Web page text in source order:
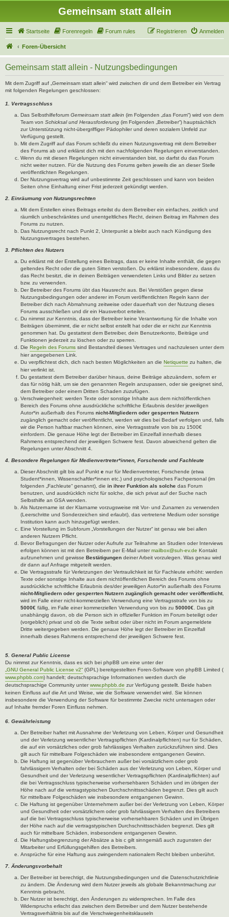
Gemeinsam statt allein
Startseite Forenregeln Forum rules Anmelden
Registrieren
Foren-Übersicht
Gemeinsam statt allein - Nutzungsbedingungen
Mit dem Zugriff auf „Gemeinsam statt allein“ wird zwischen dir und dem Betreiber ein Vertrag
mit folgenden Regelungen geschlossen:
1. Vertragsschluss
Das Selbsthilfeforum Gemeinsam statt allein (im Folgenden „das Forum“) wird von dem
Team von Schicksal und Herausforderung (im Folgenden „Betreiber“) hauptsächlich
zur Unterstützung nicht-übergriffiger Pädophiler und deren sozialem Umfeld zur
Verfügung gestellt.
Mit dem Zugriff auf das Forum schließt du einen Nutzungsvertrag mit dem Betreiber
des Forums ab und erklärst dich mit den nachfolgenden Regelungen einverstanden.
Wenn du mit diesen Regelungen nicht einverstanden bist, so darfst du das Forum
nicht weiter nutzen. Für die Nutzung des Forums gelten jeweils die an dieser Stelle
veröffentlichten Regelungen.
Der Nutzungsvertrag wird auf unbestimmte Zeit geschlossen und kann von beiden
Seiten ohne Einhaltung einer Frist jederzeit gekündigt werden.
2. Einräumung von Nutzungsrechten
Mit dem Erstellen eines Beitrags erteilst du dem Betreiber ein einfaches, zeitlich und
räumlich unbeschränktes und unentgeltliches Recht, deinen Beitrag im Rahmen des
Forums zu nutzen.
Das Nutzungsrecht nach Punkt 2, Unterpunkt a bleibt auch nach Kündigung des
Nutzungsvertrages bestehen.
3. Pflichten des Nutzers
Du erklärst mit der Erstellung eines Beitrags, dass er keine Inhalte enthält, die gegen
geltendes Recht oder die guten Sitten verstoßen. Du erklärst insbesondere, dass du
das Recht besitzt, die in deinen Beiträgen verwendeten Links und Bilder zu setzen
bzw. zu verwenden.
Der Betreiber des Forums übt das Hausrecht aus. Bei Verstößen gegen diese
Nutzungsbedingungen oder anderer im Forum veröffentlichten Regeln kann der
Betreiber dich nach Abmahnung zeitweise oder dauerhaft von der Nutzung dieses
Forums ausschließen und dir ein Hausverbot erteilen.
Du nimmst zur Kenntnis, dass der Betreiber keine Verantwortung für die Inhalte von
Beiträgen übernimmt, die er nicht selbst erstellt hat oder die er nicht zur Kenntnis
genommen hat. Du gestattest dem Betreiber, dein Benutzerkonto, Beiträge und
Funktionen jederzeit zu löschen oder zu sperren.
Die Regeln des Forums sind Bestandteil dieses Vertrages und nachzulesen unter dem
hier angegebenen Link.
Du verpflichtest dich, dich nach besten Möglichkeiten an die Netiquette zu halten, die
hier verlinkt ist.
Du gestattest dem Betreiber darüber hinaus, deine Beiträge abzuändern, sofern er
das für nötig hält, um sie den genannten Regeln anzupassen, oder sie geeignet sind,
dem Betreiber oder einem Dritten Schaden zuzufügen.
Verschwiegenheit: werden Texte oder sonstige Inhalte aus dem nichtöffentlichen
Bereich des Forums ohne ausdrückliche schriftliche Erlaubnis des/der jeweiligen
Autor*in außerhalb des Forums nicht-Mitgliedern oder gesperrten Nutzern
zugänglich gemacht oder veröffentlicht, werden wir dies bei Bedarf verfolgen und, falls
wir die Person haftbar machen können, eine Vertragsstrafe von bis zu 1500€
einfordern. Die genaue Höhe legt der Betreiber im Einzelfall innerhalb dieses
Rahmens entsprechend der jeweiligen Schwere fest. Davon abweichend gelten die
Regelungen unter Abschnitt 4.
4. Besondere Regelungen für Medienvertreter*innen, Forschende und Fachleute
Dieser Abschnitt gilt bis auf Punkt e nur für Medienvertreter, Forschende (etwa
Student*innen, Wissenschaftler*innen etc.) und psychologisches Fachpersonal (im
folgenden „Fachleute“ genannt), die in ihrer Funktion als solche das Forum
benutzen, und ausdrücklich nicht für solche, die sich privat auf der Suche nach
Selbsthilfe an GSA wenden.
Als Nutzername ist der Klarname vorzugsweise mit Vor- und Zunamen zu verwenden
(Leerschritte und Sonderzeichen sind erlaubt), das vertretene Medium oder sonstige
Institution kann auch hinzugefügt werden.
Eine Vorstellung im Subforum „Vorstellungen der Nutzer“ ist genau wie bei allen
anderen Nutzern Pflicht.
Bevor Befragungen der Nutzer oder Aufrufe zur Teilnahme an Studien oder Interviews
erfolgen können ist mit den Betreibern per E-Mail untermailbox@suh-ev.de Kontakt
aufzunehmen und gewisse Bestätigungen deiner Arbeit vorzulegen. Was genau wird
dir dann auf Anfrage mitgeteilt werden.
Die Vertragsstrafe für Verletzungen der Vertraulichkeit ist für Fachleute erhöht: werden
Texte oder sonstige Inhalte aus dem nichtöffentlichen Bereich des Forums ohne
ausdrückliche schriftliche Erlaubnis des/der jeweiligen Autor*in außerhalb des Forums
nicht-Mitgliedern oder gesperrten Nutzern zugänglich gemacht oder veröffentlicht,
wird im Falle einer nicht-kommerziellen Verwendung eine Vertragsstrafe von bis zu
5000€ fällig, im Falle einer kommerziellen Verwendung von bis zu 50000€ . Das gilt
unabhängig davon, ob die Person sich in offizieller Funktion im Forum beteiligt oder
(vorgeblich) privat und ob die Texte selbst oder über nicht im Forum angemeldete
Dritte weitergegeben werden. Die genaue Höhe legt der Betreiber im Einzelfall
innerhalb dieses Rahmens entsprechend der jeweiligen Schwere fest.
5. General Public License
Du nimmst zur Kenntnis, dass es sich bei phpBB um eine unter der
„GNU General Public License v2“ (GPL) bereitgestellten Foren-Software von phpBB Limited (
www.phpbb.com) handelt; deutschsprachige Informationen werden durch die
deutschsprachige Community unterwww.phpbb.de zur Verfügung gestellt. Beide haben
keinen Einfluss auf die Art und Weise, wie die Software verwendet wird. Sie können
insbesondere die Verwendung der Software für bestimmte Zwecke nicht untersagen oder
auf Inhalte fremder Foren Einfluss nehmen.
6. Gewährleistung
Der Betreiber haftet mit Ausnahme der Verletzung von Leben, Körper und Gesundheit
und der Verletzung wesentlicher Vertragspflichten (Kardinalpflichten) nur für Schäden,
die auf ein vorsätzliches oder grob fahrlässiges Verhalten zurückzuführen sind. Dies
gilt auch für mittelbare Folgeschäden wie insbesondere entgangenen Gewinn.
Die Haftung ist gegenüber Verbrauchern außer bei vorsätzlichem oder grob
fahrlässigem Verhalten oder bei Schäden aus der Verletzung von Leben, Körper und
Gesundheit und der Verletzung wesentlicher Vertragspflichten (Kardinalpflichten) auf
die bei Vertragsschluss typischerweise vorhersehbaren Schäden und im übrigen der
Höhe nach auf die vertragstypischen Durchschnittsschäden begrenzt. Dies gilt auch
für mittelbare Folgeschäden wie insbesondere entgangenen Gewinn.
Die Haftung ist gegenüber Unternehmern außer bei der Verletzung von Leben, Körper
und Gesundheit oder vorsätzlichem oder grob fahrlässigem Verhalten des Betreibers
auf die bei Vertragsschluss typischerweise vorhersehbaren Schäden und im Übrigen
der Höhe nach auf die vertragstypischen Durchschnittsschäden begrenzt. Dies gilt
auch für mittelbare Schäden, insbesondere entgangenen Gewinn.
Die Haftungsbegrenzung der Absätze a bis c gilt sinngemäß auch zugunsten der
Mitarbeiter und Erfüllungsgehilfen des Betreibers.
Ansprüche für eine Haftung aus zwingendem nationalem Recht bleiben unberührt.
7. Änderungsvorbehalt
Der Betreiber ist berechtigt, die Nutzungsbedingungen und die Datenschutzrichtlinie
zu ändern. Die Änderung wird dem Nutzer jeweils als globale Bekanntmachung zur
Kenntnis gebracht.
Der Nutzer ist berechtigt, den Änderungen zu widersprechen. Im Falle des
Widerspruchs erlischt das zwischen dem Betreiber und dem Nutzer bestehende
Vertragsverhältnis bis auf die Verschwiegenheitsklauseln